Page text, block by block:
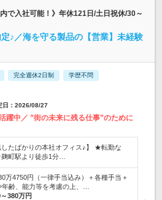
で入社可能！》年休121日/土日祝休/30～
♪／海を守る製品の【営業】未経験
完全週休2日制 学歴不問
日：2026/08/27
躍中／ ”街の未来に残る仕事”のために
したばかりの本社オフィス♪】 ★転勤な
町駅より徒歩1分…
万4750円（一律手当込み）＋各種手当＋
齢、能力等を考慮の上、…
380万円